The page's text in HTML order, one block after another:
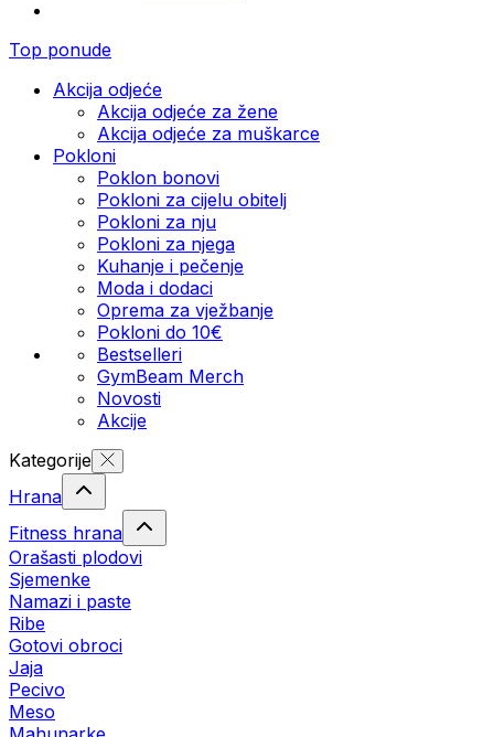
Top ponude
Akcija odjeće
Akcija odjeće za žene
Akcija odjeće za muškarce
Pokloni
Poklon bonovi
Pokloni za cijelu obitelj
Pokloni za nju
Pokloni za njega
Kuhanje i pečenje
Moda i dodaci
Oprema za vježbanje
Pokloni do 10€
Bestselleri
GymBeam Merch
Novosti
Akcije
Kategorije
Hrana
Fitness hrana
Orašasti plodovi
Sjemenke
Namazi i paste
Ribe
Gotovi obroci
Jaja
Pecivo
Meso